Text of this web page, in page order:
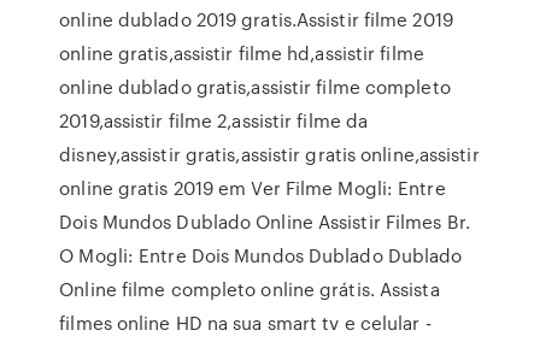
online dublado 2019 gratis.Assistir filme 2019
online gratis,assistir filme hd,assistir filme
online dublado gratis,assistir filme completo
2019,assistir filme 2,assistir filme da
disney,assistir gratis,assistir gratis online,assistir
online gratis 2019 em Ver Filme Mogli: Entre
Dois Mundos Dublado Online Assistir Filmes Br.
O Mogli: Entre Dois Mundos Dublado Dublado
Online filme completo online grátis. Assista
filmes online HD na sua smart tv e celular -